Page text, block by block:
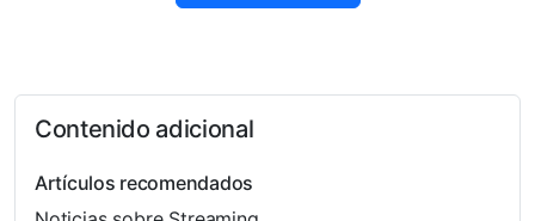
Contenido adicional
Artículos recomendados